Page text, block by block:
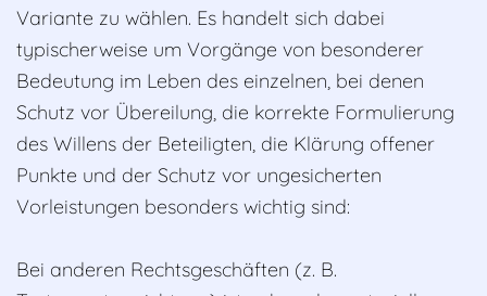
Variante zu wählen. Es handelt sich dabei
typischerweise um Vorgänge von besonderer
Bedeutung im Leben des einzelnen, bei denen
Schutz vor Übereilung, die korrekte Formulierung
des Willens der Beteiligten, die Klärung offener
Punkte und der Schutz vor ungesicherten
Vorleistungen besonders wichtig sind:
Bei anderen Rechtsgeschäften (z. B.